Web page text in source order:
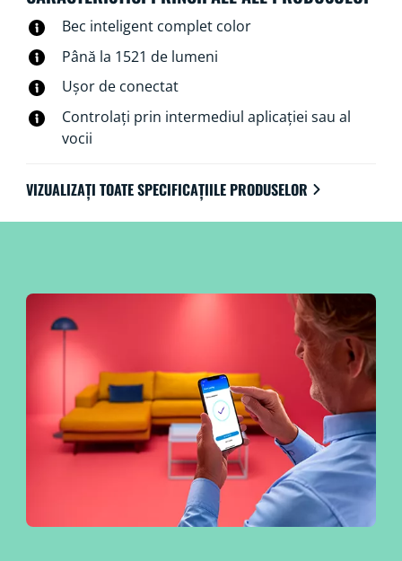
chiar al vocii.
Bec inteligent complet color
Până la 1521 de lumeni
Ușor de conectat
Controlați prin intermediul aplicației sau al
vocii
VIZUALIZAȚI TOATE SPECIFICAȚIILE PRODUSELOR